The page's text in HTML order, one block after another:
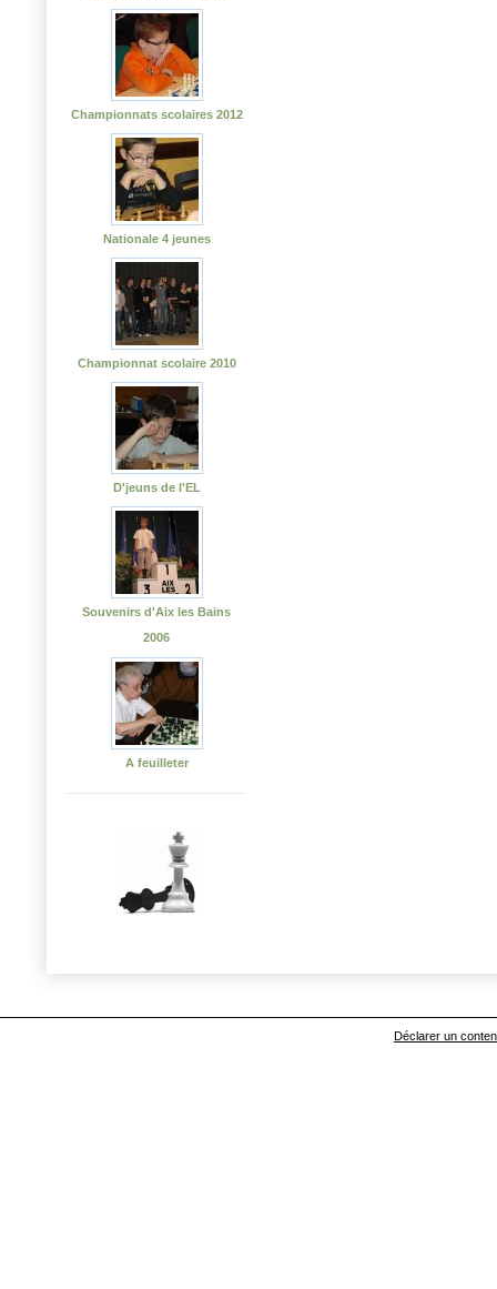
Championnats scolaires 2012
Nationale 4 jeunes
Championnat scolaire 2010
D'jeuns de l'EL
Souvenirs d'Aix les Bains
2006
A feuilleter
Déclarer un